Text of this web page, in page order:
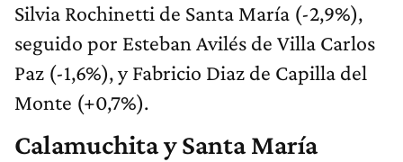
Silvia Rochinetti de Santa María (-2,9%),
seguido por Esteban Avilés de Villa Carlos
Paz (-1,6%), y Fabricio Diaz de Capilla del
Monte (+0,7%).
Calamuchita y Santa María